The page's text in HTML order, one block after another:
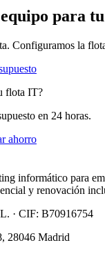
para
Configuramos la
flota IT?
en 24 horas.
ahorro
informático para
y renovación
· CIF: B70916754
28046 Madrid